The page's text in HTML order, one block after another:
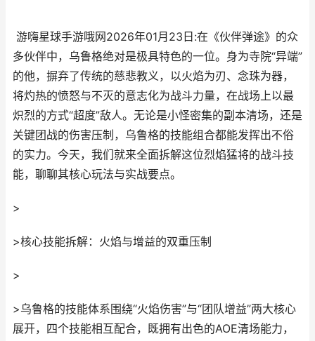
游嗨星球手游哦网2026年01月23日:在《伙伴弹途》的众
多伙伴中，乌鲁格绝对是极具特色的一位。身为寺院“异端”
的他，摒弃了传统的慈悲教义，以火焰为刃、念珠为器，
将灼热的愤怒与不灭的意志化为战斗力量，在战场上以最
炽烈的方式“超度”敌人。无论是小怪密集的副本清场，还是
关键团战的伤害压制，乌鲁格的技能组合都能发挥出不俗
的实力。今天，我们就来全面拆解这位烈焰猛将的战斗技
能，聊聊其核心玩法与实战要点。
>
>核心技能拆解：火焰与增益的双重压制
>
>乌鲁格的技能体系围绕“火焰伤害”与“团队增益”两大核心
展开，四个技能相互配合，既拥有出色的AOE清场能力，